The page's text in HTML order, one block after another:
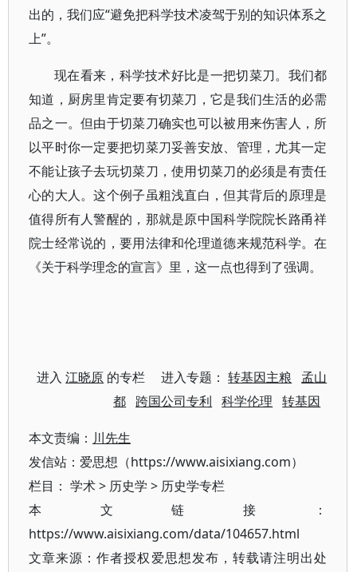
出的，我们应“避免把科学技术凌驾于别的知识体系之
上”。
现在看来，科学技术好比是一把切菜刀。我们都
知道，厨房里肯定要有切菜刀，它是我们生活的必需
品之一。但由于切菜刀确实也可以被用来伤害人，所
以平时你一定要把切菜刀妥善安放、管理，尤其一定
不能让孩子去玩切菜刀，使用切菜刀的必须是有责任
心的大人。这个例子虽粗浅直白，但其背后的原理是
值得所有人警醒的，那就是原中国科学院院长路甬祥
院士经常说的，要用法律和伦理道德来规范科学。在
《关于科学理念的宣言》里，这一点也得到了强调。
进入江晓原 的专栏 进入专题：转基因主粮
孟山
都 跨国公司专利 科学伦理 转基因
本文责编： 川先生
发信站：爱思想（https://www.aisixiang.com）
栏目： 学术> 历史学 > 历史学专栏
本文链接：
https://www.aisixiang.com/data/104657.html
文章来源：作者授权爱思想发布，转载请注明出处